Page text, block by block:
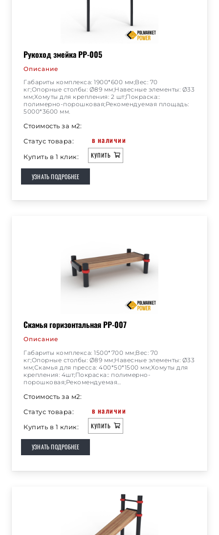
Рукоход змейка РР-005
Описание
Габариты комплекса: 1900*600 мм;Вес: 70
кг;Опорные столбы: Ø89 мм;Навесные элементы: Ø33
мм;Хомуты для крепления: 2 шт;Покраска::
полимерно-порошковая;Рекомендуемая площадь:
5000*3600 мм.
Стоимость за м2:
Статус товара:
в наличии
Купить в 1 клик: КУПИТЬ
УЗНАТЬ ПОДРОБНЕЕ
Скамья горизонтальная РР-007
Описание
Габариты комплекса: 1500*700 мм;Вес: 70
кг;Опорные столбы: Ø89 мм;Навесные элементы: Ø33
мм;Скамья для пресса: 400*50*1500 мм;Хомуты для
крепления: 4шт;Покраска:: полимерно-
порошковая;Рекомендуемая…
Стоимость за м2:
Статус товара:
в наличии
Купить в 1 клик: КУПИТЬ
УЗНАТЬ ПОДРОБНЕЕ